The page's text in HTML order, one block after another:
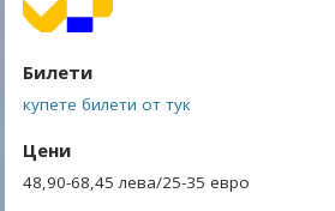
Билети
купете билети от тук
Цени
48,90-68,45 лева/25-35 евро